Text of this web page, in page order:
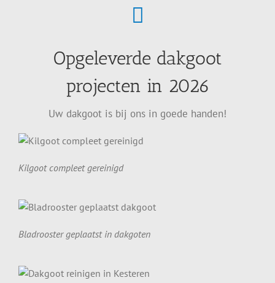
Opgeleverde dakgoot
projecten in 2026
Uw dakgoot is bij ons in goede handen!
Kilgoot compleet gereinigd
Bladrooster geplaatst in dakgoten